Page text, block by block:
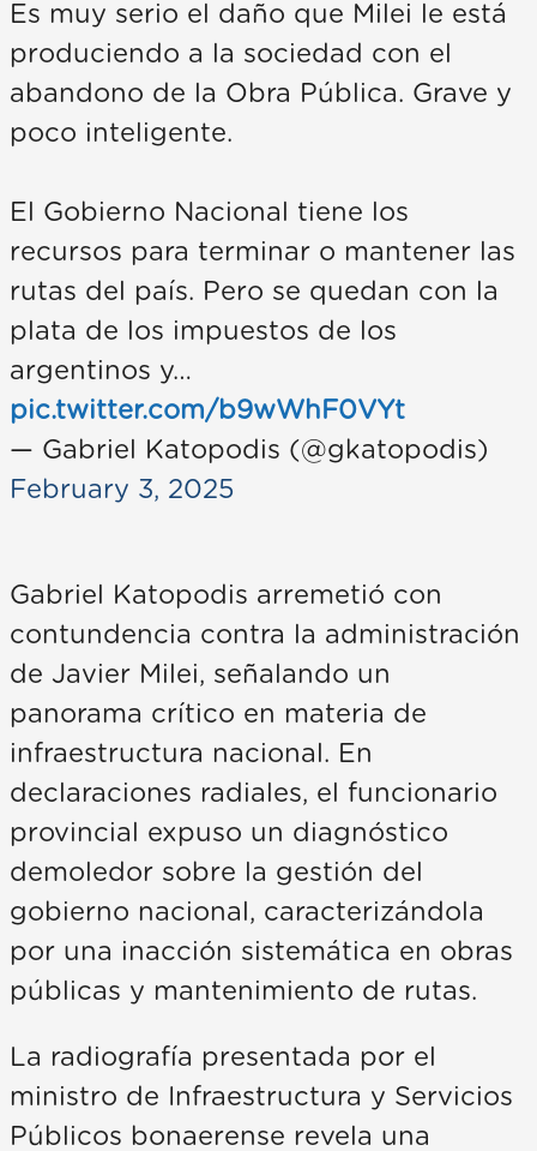
Es muy serio el daño que Milei le está
produciendo a la sociedad con el
abandono de la Obra Pública. Grave y
poco inteligente.
El Gobierno Nacional tiene los
recursos para terminar o mantener las
rutas del país. Pero se quedan con la
plata de los impuestos de los
argentinos y…
pic.twitter.com/b9wWhF0VYt
— Gabriel Katopodis (@gkatopodis)
February 3, 2025
Gabriel Katopodis arremetió con
contundencia contra la administración
de Javier Milei, señalando un
panorama crítico en materia de
infraestructura nacional. En
declaraciones radiales, el funcionario
provincial expuso un diagnóstico
demoledor sobre la gestión del
gobierno nacional, caracterizándola
por una inacción sistemática en obras
públicas y mantenimiento de rutas.
La radiografía presentada por el
ministro de Infraestructura y Servicios
Públicos bonaerense revela una